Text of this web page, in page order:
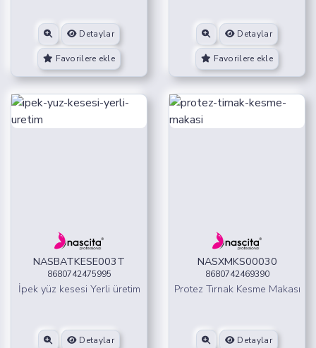
Detaylar
Favorilere ekle
Detaylar
Favorilere ekle
NASBATKESE003T
8680742475995
İpek yüz kesesi Yerli üretim
Detaylar
NASXMKS00030
8680742469390
Protez Tırnak Kesme Makası
Detaylar